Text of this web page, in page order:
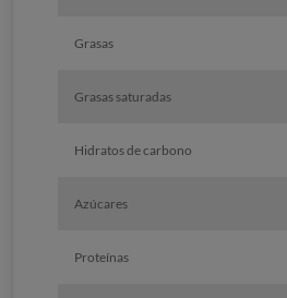
Grasas
Grasas saturadas
Hidratos de carbono
Azúcares
Proteínas